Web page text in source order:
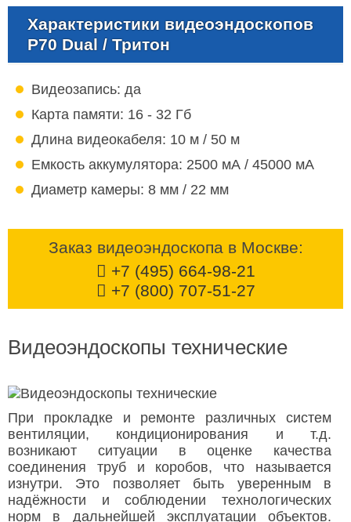
Характеристики видеоэндоскопов
P70 Dual / Тритон
Видеозапись: да
Карта памяти: 16 - 32 Гб
Длина видеокабеля: 10 м / 50 м
Емкость аккумулятора: 2500 мА / 45000 мА
Диаметр камеры: 8 мм / 22 мм
Заказ видеоэндоскопа в Москве:
+7 (495) 664-98-21
+7 (800) 707-51-27
Видеоэндоскопы технические
При прокладке и ремонте различных систем
вентиляции, кондиционирования и т.д.
возникают ситуации в оценке качества
соединения труб и коробов, что называется
изнутри. Это позволяет быть уверенным в
надёжности и соблюдении технологических
норм в дальнейшей эксплуатации объектов.